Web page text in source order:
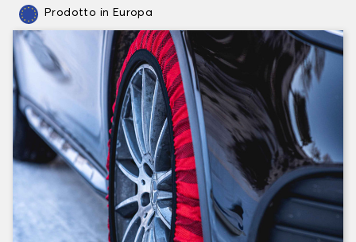
Prodotto in Europa